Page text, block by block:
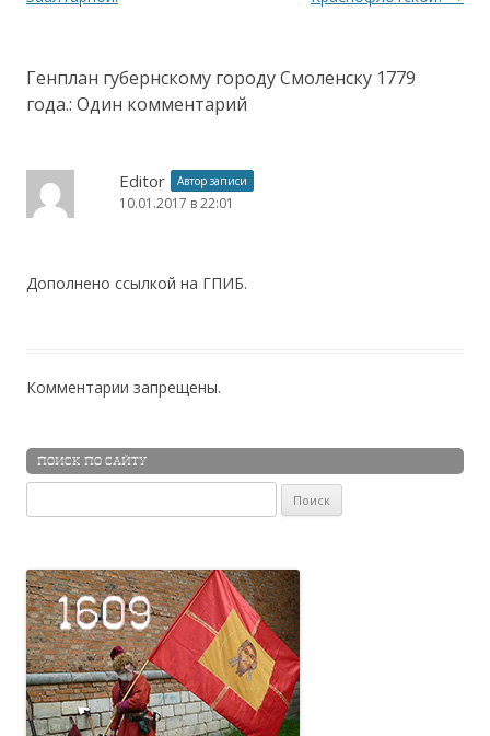
Генплан губернскому городу Смоленску 1779
года.: Один комментарий
Editor Автор записи
10.01.2017 в 22:01
Дополнено ссылкой на ГПИБ.
Комментарии запрещены.
ПОИСК ПО САЙТУ